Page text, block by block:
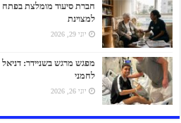
חברת סיעוד מומלצת בפתח
למצוינת
יוני 29, 2026
מפגש מרגש בשניידר:
לחמני
יוני 26, 2026